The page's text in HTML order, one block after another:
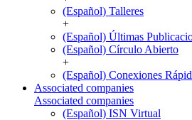
(Español) Talleres
+
(Español) Últimas
(Español) Círculo Abierto
+
(Español) Conexiones
Associated companies
Associated companies
(Español) ISN Virtual